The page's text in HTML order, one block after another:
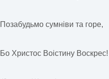
Позабудьмо сумніви та горе,
Бо Христос Воістину Воскрес!